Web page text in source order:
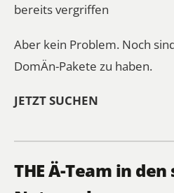
bereits vergriffen
Aber kein Problem. Noch
DomÄn-Pakete zu haben.
JETZT SUCHEN
THE Ä-Team in